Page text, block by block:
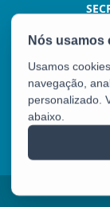
AV JOÃO
Usamos
navegação,
personalizado.
abaixo.